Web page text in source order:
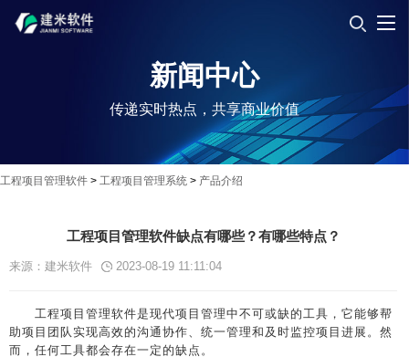
新闻中心
传递实时热点，共享商业价值
工程项目管理软件 > 工程项目管理系统 > 产品介绍
工程项目管理软件缺点有哪些？有哪些特点？
来源：建米软件 2023-08-19 11:11:04
工程项目管理软件是现代项目管理中不可或缺的工具，它能够帮
助项目团队实现高效的沟通协作、统一管理和及时监控项目进展。然
而，任何工具都会存在一定的缺点。